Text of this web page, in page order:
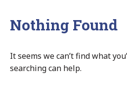
Nothing Found
It seems we can’t find what
searching can help.